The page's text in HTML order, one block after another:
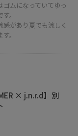
ゴムになっていてゆっ
。
があり夏でも涼しく
。
× j.n.r.d】別